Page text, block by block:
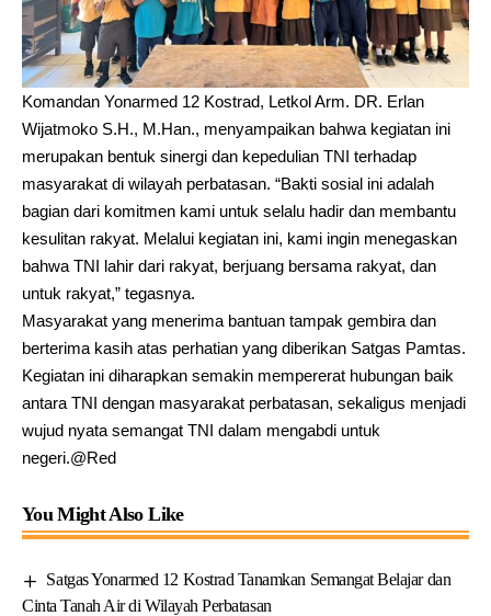
Komandan Yonarmed 12 Kostrad, Letkol Arm. DR. Erlan
Wijatmoko S.H., M.Han., menyampaikan bahwa kegiatan ini
merupakan bentuk sinergi dan kepedulian TNI terhadap
masyarakat di wilayah perbatasan. “Bakti sosial ini adalah
bagian dari komitmen kami untuk selalu hadir dan membantu
kesulitan rakyat. Melalui kegiatan ini, kami ingin menegaskan
bahwa TNI lahir dari rakyat, berjuang bersama rakyat, dan
untuk rakyat,” tegasnya.
Masyarakat yang menerima bantuan tampak gembira dan
berterima kasih atas perhatian yang diberikan Satgas Pamtas.
Kegiatan ini diharapkan semakin mempererat hubungan baik
antara TNI dengan masyarakat perbatasan, sekaligus menjadi
wujud nyata semangat TNI dalam mengabdi untuk
negeri.@Red
You Might Also Like
Satgas Yonarmed 12 Kostrad Tanamkan Semangat Belajar dan
Cinta Tanah Air di Wilayah Perbatasan